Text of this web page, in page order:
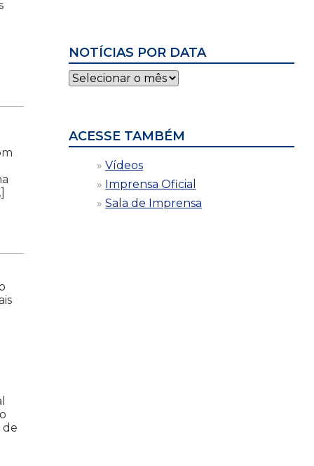
de
NOTÍCIAS POR DATA
Notícias
por
ACESSE TAMBÉM
Vídeos
Imprensa Oficial
Sala de Imprensa